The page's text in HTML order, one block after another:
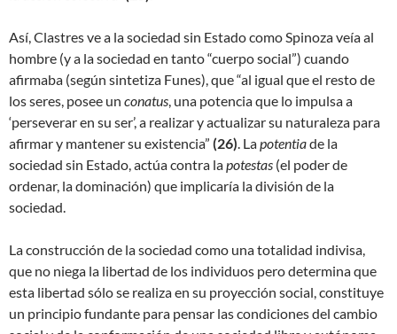
Así, Clastres ve a la sociedad sin Estado como Spinoza veía al
hombre (y a la sociedad en tanto “cuerpo social”) cuando
afirmaba (según sintetiza Funes), que “al igual que el resto de
los seres, posee un conatus, una potencia que lo impulsa a
‘perseverar en su ser’, a realizar y actualizar su naturaleza para
afirmar y mantener su existencia” (26). Lapotentiade la
sociedad sin Estado, actúa contra lapotestas (el poder de
ordenar, la dominación) que implicaría la división de la
sociedad.
La construcción de la sociedad como una totalidad indivisa,
que no niega la libertad de los individuos pero determina que
esta libertad sólo se realiza en su proyección social, constituye
un principio fundante para pensar las condiciones del cambio